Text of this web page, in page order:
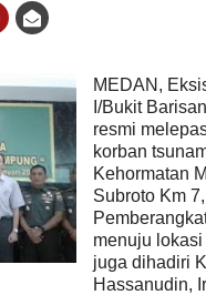
MEDAN,
I/Bukit
resmi
korban
Kehormatan
Subroto Km
menuju
juga dihadiri
Hassanudin,